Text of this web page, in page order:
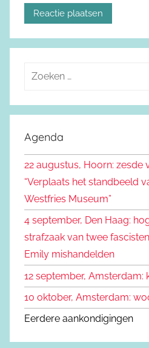
e
e
n
r
:
Agenda
22 augustus, Hoorn: zesde
“Verplaats het standbeeld
Westfries Museum”
4 september, Den Haag:
strafzaak van twee
Emily mishandelden
12 september, Amsterdam:
10 oktober, Amsterdam:
Eerdere aankondigingen